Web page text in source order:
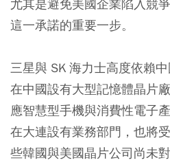
尤其是避免美國企業陷入競
這一承諾的重要一步。
三星與 SK 海力士高度依賴
在中國設有大型記憶體晶片
應智慧型手機與消費性電子
在大連設有業務部門，也將
些韓國與美國晶片公司尚未對